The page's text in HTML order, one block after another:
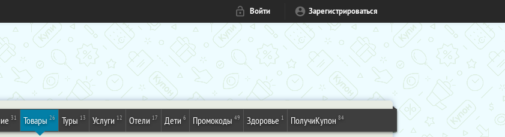
Войти Зарегистрироваться
31 Товары 26 Туры 13 Услуги 12 Отели 17 Дети 6 Промокоды 49 Здоровье 1 ПолучиКупон 84